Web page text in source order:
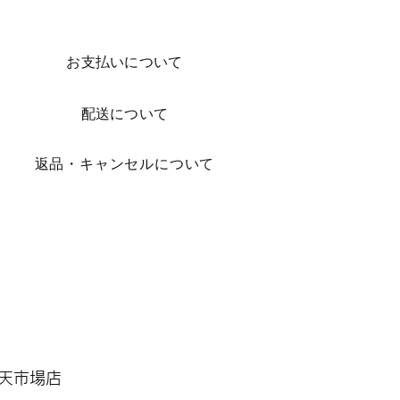
お支払いについて
配送について
​返品・キャンセルについて
市場店